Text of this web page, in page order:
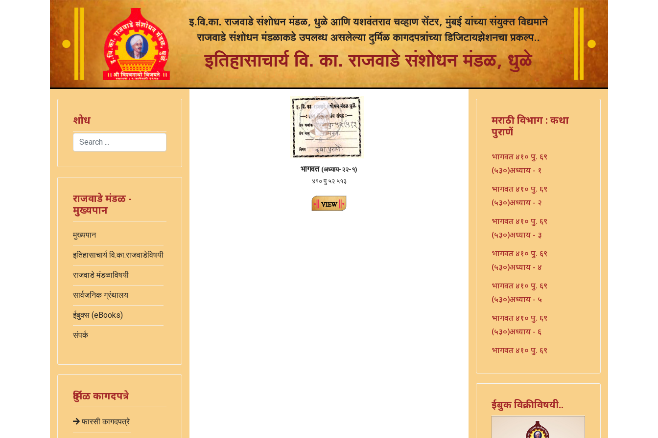
शोध
Search
राजवाडे मंडळ -
मुख्यपान
मुख्यपान
इतिहासाचार्य वि.का.राजवाडेविषयी
राजवाडे मंडळाविषयी
सार्वजनिक ग्रंथालय
ईबुक्स (eBooks)
संपर्क
दुर्मिळ कागदपत्रे
फारसी कागदपत्रे
भागवत (अध्याय-२२-१)
४१० पु ५२ ५१३
मराठी विभाग : कथा
पुराणें
भागवत ४१० पु. ६९
(५३०)अध्याय - १
भागवत ४१० पु. ६९
(५३०)अध्याय - २
भागवत ४१० पु. ६९
(५३०)अध्याय - ३
भागवत ४१० पु. ६९
(५३०)अध्याय - ४
भागवत ४१० पु. ६९
(५३०)अध्याय - ५
भागवत ४१० पु. ६९
(५३०)अध्याय - ६
भागवत ४१० पु. ६९
भारत - ४१० पु १०६ (५६७)
भारत - ४१० पु १०८(५६९)
भारत ४१० पु. ९०(५५१)
ईबुक विक्रीविषयी..